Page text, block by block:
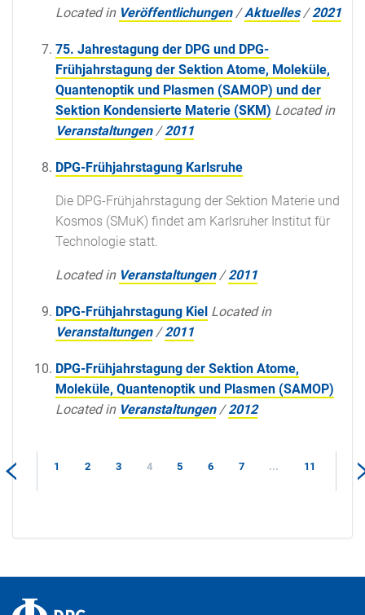
Located in Veröffentlichungen /Aktuelles /2021
75. Jahrestagung der DPG und DPG-
Frühjahrstagung der Sektion Atome, Moleküle,
Quantenoptik und Plasmen (SAMOP) und der
Sektion Kondensierte Materie (SKM) Located in
Veranstaltungen /2011
DPG-Frühjahrstagung Karlsruhe
Die DPG-Frühjahrstagung der Sektion Materie und
Kosmos (SMuK) findet am Karlsruher Institut für
Technologie statt.
Located in Veranstaltungen /2011
DPG-Frühjahrstagung Kiel Located in
Veranstaltungen /2011
DPG-Frühjahrstagung der Sektion Atome,
Moleküle, Quantenoptik und Plasmen (SAMOP)
Located in Veranstaltungen /2012
1 2 3 4 5 6 7 ... 11